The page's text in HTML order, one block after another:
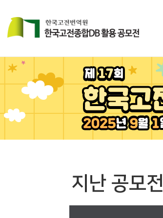
지난 공모전